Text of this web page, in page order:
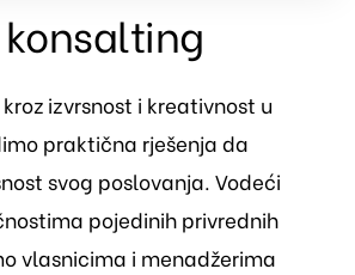
izvrsnost i kreativnost u
praktična rješenja da
svog poslovanja. Vodeći
pojedinih privrednih
vlasnicima i menadžerima